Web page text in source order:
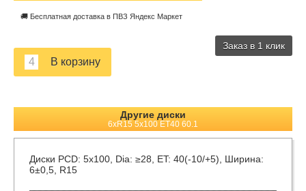
🚚 Бесплатная доставка в ПВЗ Яндекс Маркет
Заказ в 1 клик
Другие диски
6xR15 5x100 ET40 60.1
Диски PCD: 5x100, Dia: ≥28, ET: 40(-10/+5), Ширина:
6±0,5, R15